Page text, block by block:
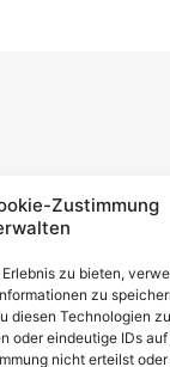
Zustimmung
zu bieten,
zu
diesen Technologien
oder eindeutige IDs
nicht erteilst
(EU)